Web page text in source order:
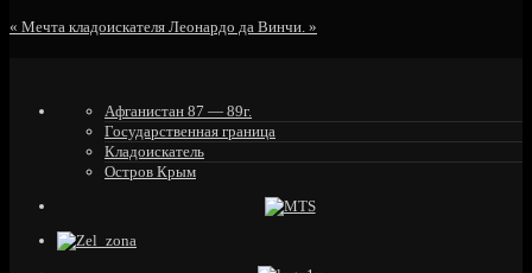
« Мечта кладоискателя Леонардо да Винчи. »
Афганистан 87 — 89г.
Государственная граница
Кладоискатель
Остров Крым